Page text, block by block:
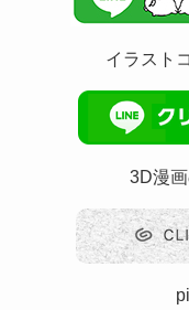
イラスト
3D漫